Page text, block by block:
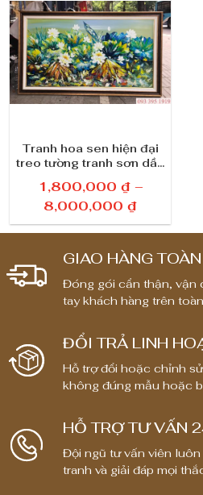
Tranh hoa sen hiện đại
treo tường tranh sơn dầu
khách 112
1,800,000 ₫ –
8,000,000 ₫K
h
ả
n
g
:
1
,
8
GIAO HÀNG
Đóng gói cẩn thận, vận
tay khách hàng trên
ĐỔI TRẢ LINH
Hỗ trợ đổi hoặc chỉnh
không đúng mẫu hoặc
HỖ TRỢ TƯ VẤN
Đội ngũ tư vấn viên
tranh và giải đáp mọi